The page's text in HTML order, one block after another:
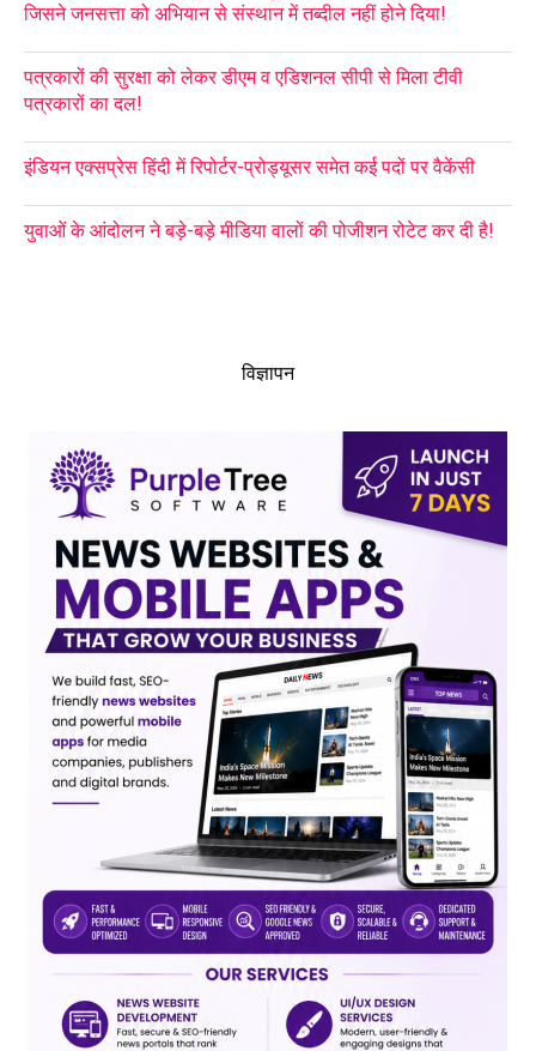
जिसने जनसत्ता को अभियान से संस्थान में तब्दील नहीं होने दिया!
पत्रकारों की सुरक्षा को लेकर डीएम व एडिशनल सीपी से मिला टीवी
पत्रकारों का दल!
इंडियन एक्सप्रेस हिंदी में रिपोर्टर-प्रोड्यूसर समेत कई पदों पर वैकेंसी
युवाओं के आंदोलन ने बड़े-बड़े मीडिया वालों की पोजीशन रोटेट कर दी है!
विज्ञापन